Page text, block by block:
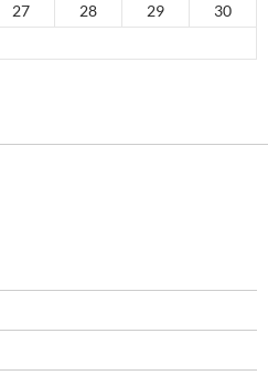
27 28 29
30